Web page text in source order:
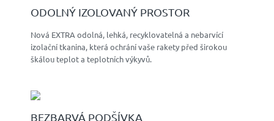
ODOLNÝ IZOLOVANÝ PROSTOR
Nová EXTRA odolná, lehká, recyklovatelná a nebarvící
izolační tkanina, která ochrání vaše rakety před širokou
škálou teplot a teplotních výkyvů.
BEZBARVÁ PODŠÍVKA